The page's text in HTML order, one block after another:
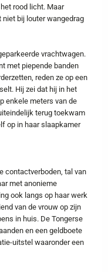
rood licht. Maar
bij louter wangedrag
vrachtwagen.
met piepende banden
reden ze op een
Hij zei dat hij in het
enkele meters van de
terug toekwam
op in haar slaapkamer
contactverboden, tal van
met anonieme
ook langs op haar werk
van de vrouw op zijn
in huis. De Tongerse
en een geldboete
uitstel waaronder een